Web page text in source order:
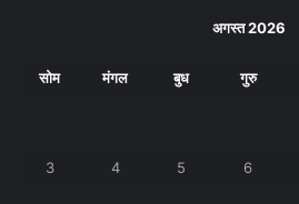
अगस्त 2026
सोम मंगल बुध गुरु
3 4 5 6